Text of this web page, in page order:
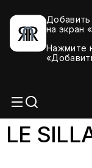
Добавить
на экран
Нажмите
LE SI